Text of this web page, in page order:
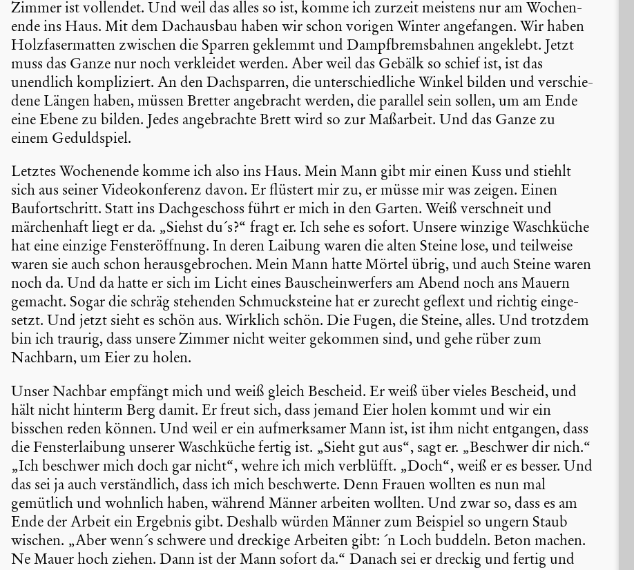
Zimmer ist vollendet. Und weil das alles so ist, komme ich zurzeit meistens nur am Wochen­
ende ins Haus. Mit dem Dachausbau haben wir schon vorigen Winter angefangen. Wir haben
Holzfa­ser­matten zwischen die Sparren geklemmt und Dampf­brems­bahnen angeklebt. Jetzt
muss das Ganze nur noch verkleidet werden. Aber weil das Gebälk so schief ist, ist das
unendlich kompli­ziert. An den Dachsparren, die unter­schied­liche Winkel bilden und verschie­
dene Längen haben, müssen Bretter angebracht werden, die parallel sein sollen, um am Ende
eine Ebene zu bilden. Jedes angebrachte Brett wird so zur Maßarbeit. Und das Ganze zu
einem Geduld­spiel.
Letztes Wochen­ende komme ich also ins Haus. Mein Mann gibt mir einen Kuss und stiehlt
sich aus seiner Video­kon­fe­renz davon. Er flüstert mir zu, er müsse mir was zeigen. Einen
Baufort­schritt. Statt ins Dachge­schoss führt er mich in den Garten. Weiß verschneit und
märchen­haft liegt er da. „Siehst du´s?“ fragt er. Ich sehe es sofort. Unsere winzige Wasch­küche
hat eine einzige Fenster­öff­nung. In deren Laibung waren die alten Steine lose, und teilweise
waren sie auch schon heraus­ge­bro­chen. Mein Mann hatte Mörtel übrig, und auch Steine waren
noch da. Und da hatte er sich im Licht eines Bauschein­wer­fers am Abend noch ans Mauern
gemacht. Sogar die schräg stehenden Schmuck­steine hat er zurecht geflext und richtig einge­
setzt. Und jetzt sieht es schön aus. Wirklich schön. Die Fugen, die Steine, alles. Und trotzdem
bin ich traurig, dass unsere Zimmer nicht weiter gekommen sind, und gehe rüber zum
Nachbarn, um Eier zu holen.
Unser Nachbar empfängt mich und weiß gleich Bescheid. Er weiß über vieles Bescheid, und
hält nicht hinterm Berg damit. Er freut sich, dass jemand Eier holen kommt und wir ein
bisschen reden können. Und weil er ein aufmerk­samer Mann ist, ist ihm nicht entgangen, dass
die Fenster­lai­bung unserer Wasch­küche fertig ist. „Sieht gut aus“, sagt er. „Beschwer dir nich.“
„Ich beschwer mich doch gar nicht“, wehre ich mich verblüfft. „Doch“, weiß er es besser. Und
das sei ja auch verständ­lich, dass ich mich beschwerte. Denn Frauen wollten es nun mal
gemütlich und wohnlich haben, während Männer arbeiten wollten. Und zwar so, dass es am
Ende der Arbeit ein Ergebnis gibt. Deshalb würden Männer zum Beispiel so ungern Staub
wischen. „Aber wenn´s schwere und dreckige Arbeiten gibt: ´n Loch buddeln. Beton machen.
Ne Mauer hoch ziehen. Dann ist der Mann sofort da.“ Danach sei er dreckig und fertig und